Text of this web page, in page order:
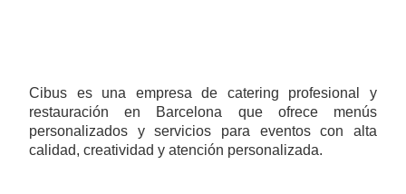
Cibus es una empresa de catering profesional y
restauración en Barcelona que ofrece menús
personalizados y servicios para eventos con alta
calidad, creatividad y atención personalizada.